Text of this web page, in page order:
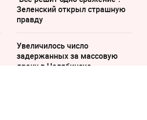
Зеленский открыл страшную
правду
Увеличилось число
задержанных за массовую
драку в Челябинске